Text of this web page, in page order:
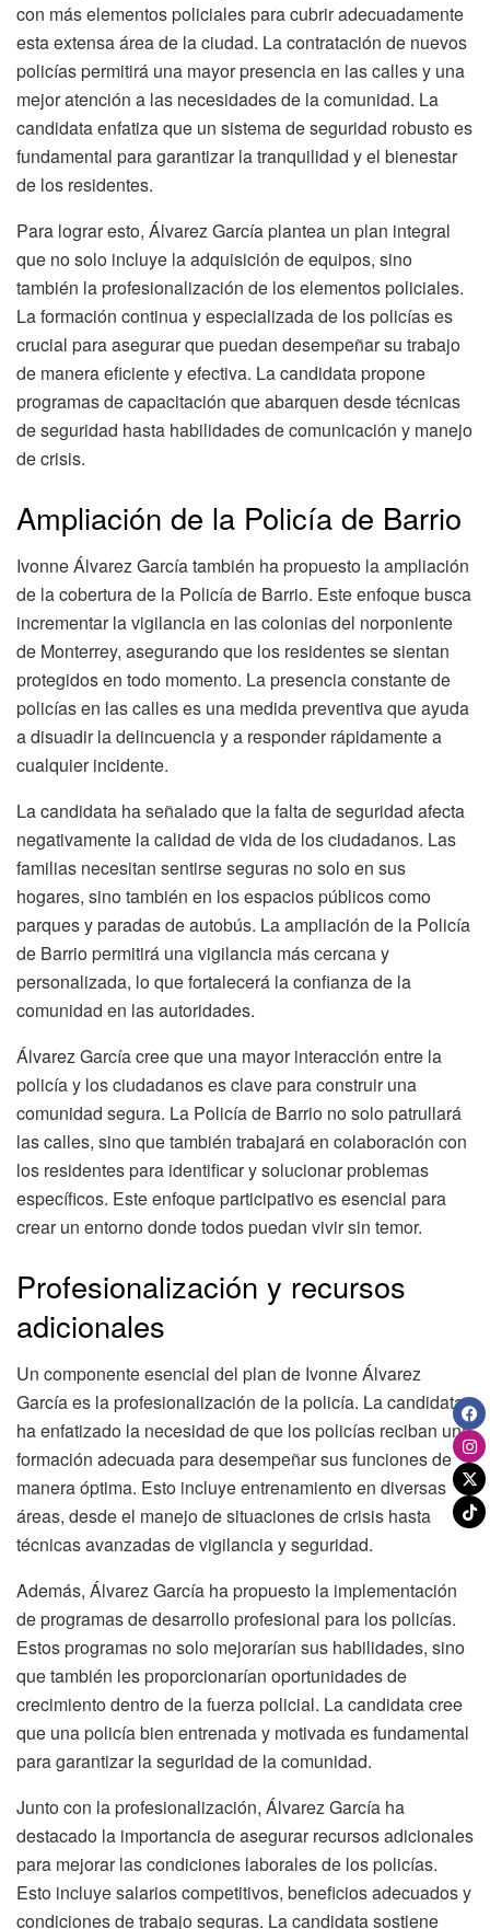
con más elementos policiales para cubrir adecuadamente
esta extensa área de la ciudad. La contratación de nuevos
policías permitirá una mayor presencia en las calles y una
mejor atención a las necesidades de la comunidad. La
candidata enfatiza que un sistema de seguridad robusto es
fundamental para garantizar la tranquilidad y el bienestar
de los residentes.
Para lograr esto, Álvarez García plantea un plan integral
que no solo incluye la adquisición de equipos, sino
también la profesionalización de los elementos policiales.
La formación continua y especializada de los policías es
crucial para asegurar que puedan desempeñar su trabajo
de manera eficiente y efectiva. La candidata propone
programas de capacitación que abarquen desde técnicas
de seguridad hasta habilidades de comunicación y manejo
de crisis.
Ampliación de la Policía de Barrio
Ivonne Álvarez García también ha propuesto la ampliación
de la cobertura de la Policía de Barrio. Este enfoque busca
incrementar la vigilancia en las colonias del norponiente
de Monterrey, asegurando que los residentes se sientan
protegidos en todo momento. La presencia constante de
policías en las calles es una medida preventiva que ayuda
a disuadir la delincuencia y a responder rápidamente a
cualquier incidente.
La candidata ha señalado que la falta de seguridad afecta
negativamente la calidad de vida de los ciudadanos. Las
familias necesitan sentirse seguras no solo en sus
hogares, sino también en los espacios públicos como
parques y paradas de autobús. La ampliación de la Policía
de Barrio permitirá una vigilancia más cercana y
personalizada, lo que fortalecerá la confianza de la
comunidad en las autoridades.
Álvarez García cree que una mayor interacción entre la
policía y los ciudadanos es clave para construir una
comunidad segura. La Policía de Barrio no solo patrullará
las calles, sino que también trabajará en colaboración con
los residentes para identificar y solucionar problemas
específicos. Este enfoque participativo es esencial para
crear un entorno donde todos puedan vivir sin temor.
Profesionalización y recursos
adicionales
Un componente esencial del plan de Ivonne Álvarez
García es la profesionalización de la policía. La candidata
ha enfatizado la necesidad de que los policías reciban una
formación adecuada para desempeñar sus funciones de
manera óptima. Esto incluye entrenamiento en diversas
áreas, desde el manejo de situaciones de crisis hasta
técnicas avanzadas de vigilancia y seguridad.
Además, Álvarez García ha propuesto la implementación
de programas de desarrollo profesional para los policías.
Estos programas no solo mejorarían sus habilidades, sino
que también les proporcionarían oportunidades de
crecimiento dentro de la fuerza policial. La candidata cree
que una policía bien entrenada y motivada es fundamental
para garantizar la seguridad de la comunidad.
Junto con la profesionalización, Álvarez García ha
destacado la importancia de asegurar recursos adicionales
para mejorar las condiciones laborales de los policías.
Esto incluye salarios competitivos, beneficios adecuados y
condiciones de trabajo seguras. La candidata sostiene